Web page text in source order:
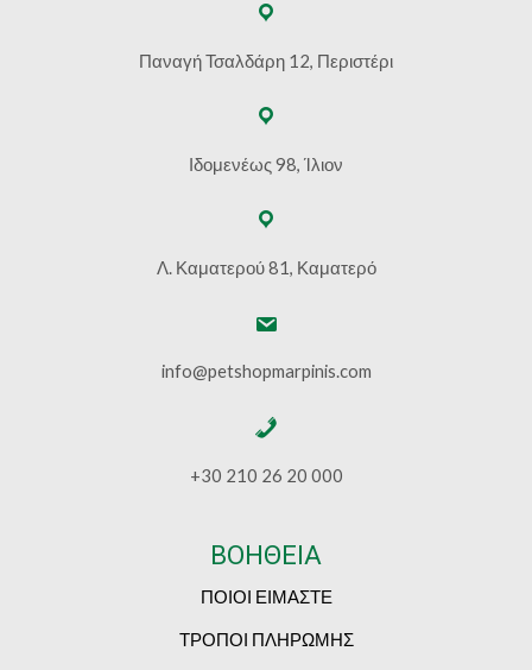
Παναγή Τσαλδάρη 12, Περιστέρι
Ιδομενέως 98, Ίλιον
Λ. Καματερού 81, Καματερό
info@petshopmarpinis.com
+30 210 26 20 000
ΒΟΗΘΕΙΑ
ΠΟΙΟΙ ΕΙΜΑΣΤΕ
ΤΡΟΠΟΙ ΠΛΗΡΩΜΗΣ